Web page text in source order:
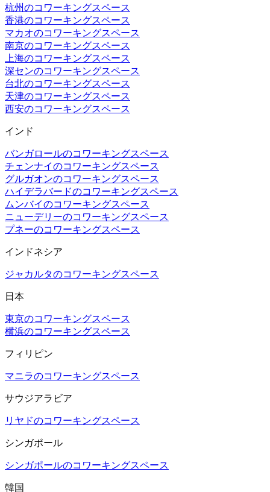
杭州のコワーキングスペース
香港のコワーキングスペース
マカオのコワーキングスペース
南京のコワーキングスペース
上海のコワーキングスペース
深センのコワーキングスペース
台北のコワーキングスペース
天津のコワーキングスペース
西安のコワーキングスペース
インド
バンガロールのコワーキングスペース
チェンナイのコワーキングスペース
グルガオンのコワーキングスペース
ハイデラバードのコワーキングスペース
ムンバイのコワーキングスペース
ニューデリーのコワーキングスペース
プネーのコワーキングスペース
インドネシア
ジャカルタのコワーキングスペース
日本
東京のコワーキングスペース
横浜のコワーキングスペース
フィリピン
マニラのコワーキングスペース
サウジアラビア
リヤドのコワーキングスペース
シンガポール
シンガポールのコワーキングスペース
韓国